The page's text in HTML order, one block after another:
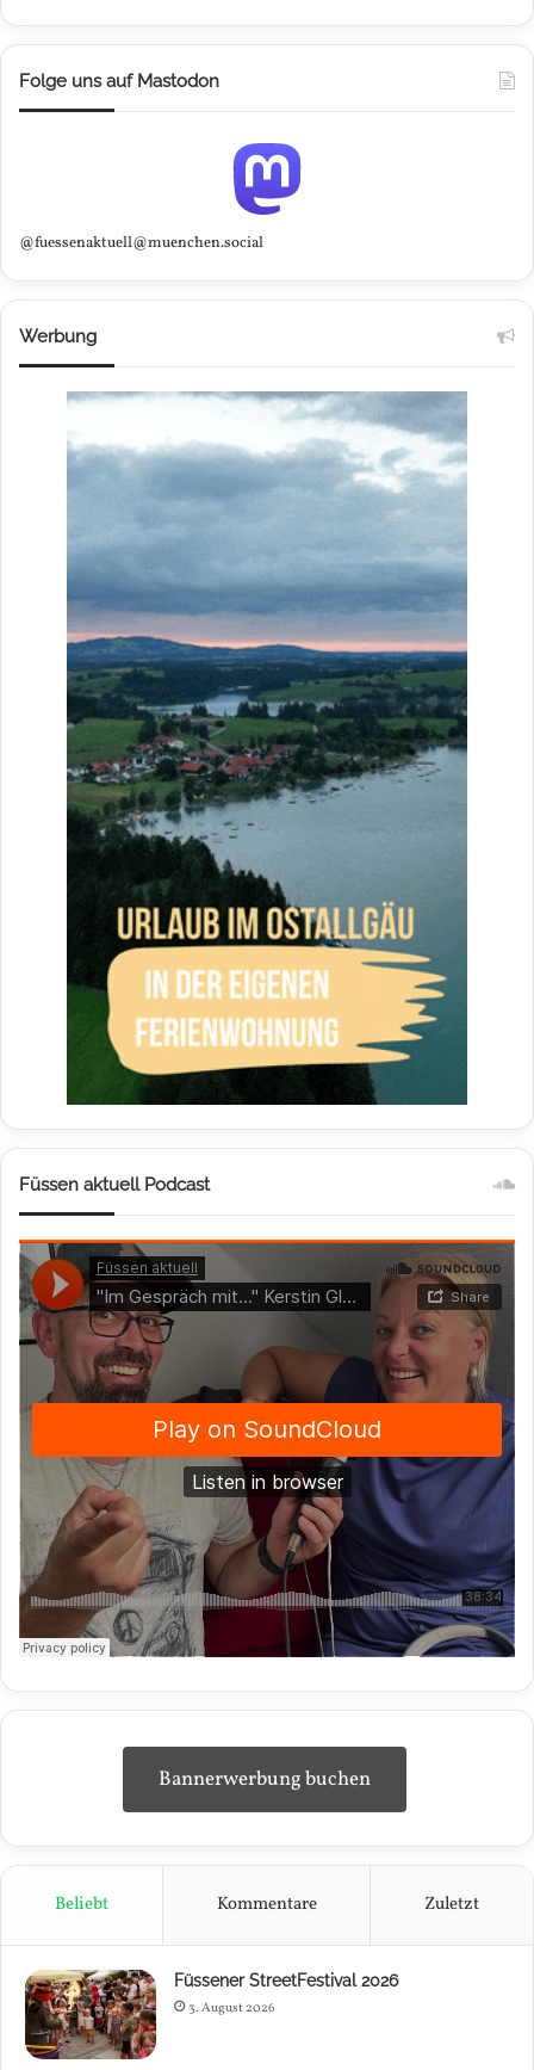
Folge uns auf Mastodon
@fuessenaktuell@muenchen.social
Werbung
Füssen aktuell Podcast
Bannerwerbung buchen
Beliebt Kommentare Zuletzt
Füssener StreetFestival 2026
3. August 2026